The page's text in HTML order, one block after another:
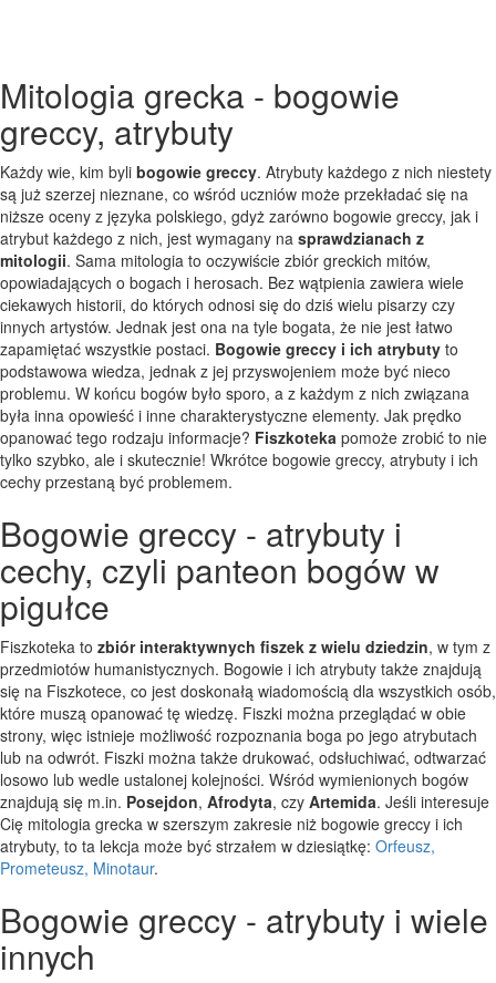
Mitologia grecka - bogowie
greccy, atrybuty
Każdy wie, kim byli bogowie greccy. Atrybuty każdego z nich niestety
są już szerzej nieznane, co wśród uczniów może przekładać się na
niższe oceny z języka polskiego, gdyż zarówno bogowie greccy, jak i
atrybut każdego z nich, jest wymagany na sprawdzianach z
mitologii. Sama mitologia to oczywiście zbiór greckich mitów,
opowiadających o bogach i herosach. Bez wątpienia zawiera wiele
ciekawych historii, do których odnosi się do dziś wielu pisarzy czy
innych artystów. Jednak jest ona na tyle bogata, że nie jest łatwo
zapamiętać wszystkie postaci. Bogowie greccy i ich atrybuty to
podstawowa wiedza, jednak z jej przyswojeniem może być nieco
problemu. W końcu bogów było sporo, a z każdym z nich związana
była inna opowieść i inne charakterystyczne elementy. Jak prędko
opanować tego rodzaju informacje? Fiszkoteka pomoże zrobić to nie
tylko szybko, ale i skutecznie! Wkrótce bogowie greccy, atrybuty i ich
cechy przestaną być problemem.
Bogowie greccy - atrybuty i
cechy, czyli panteon bogów w
pigułce
Fiszkoteka to zbiór interaktywnych fiszek z wielu dziedzin, w tym z
przedmiotów humanistycznych. Bogowie i ich atrybuty także znajdują
się na Fiszkotece, co jest doskonałą wiadomością dla wszystkich osób,
które muszą opanować tę wiedzę. Fiszki można przeglądać w obie
strony, więc istnieje możliwość rozpoznania boga po jego atrybutach
lub na odwrót. Fiszki można także drukować, odsłuchiwać, odtwarzać
losowo lub wedle ustalonej kolejności. Wśród wymienionych bogów
znajdują się m.in. Posejdon, Afrodyta, czy Artemida. Jeśli interesuje
Cię mitologia grecka w szerszym zakresie niż bogowie greccy i ich
atrybuty, to ta lekcja może być strzałem w dziesiątkę: Orfeusz,
Prometeusz, Minotaur.
Bogowie greccy - atrybuty i wiele
innych